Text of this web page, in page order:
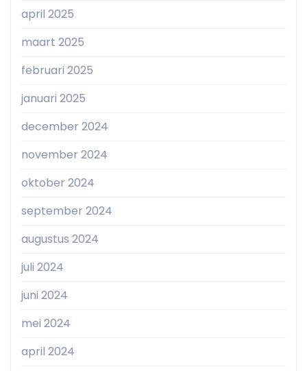
april 2025
maart 2025
februari 2025
januari 2025
december 2024
november 2024
oktober 2024
september 2024
augustus 2024
juli 2024
juni 2024
mei 2024
april 2024